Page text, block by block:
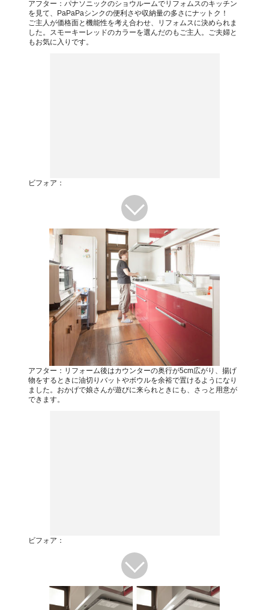
アフター：パナソニックのショウルームでリフォムスのキッチン
を見て、PaPaPaシンクの便利さや収納量の多さにナットク！
ご主人が価格面と機能性を考え合わせ、リフォムスに決められま
した。スモーキーレッドのカラーを選んだのもご主人。ご夫婦と
もお気に入りです。
ビフォア：
アフター：リフォーム後はカウンターの奥行が5cm広がり、揚げ
物をするときに油切りバットやボウルを余裕で置けるようになり
ました。おかげで娘さんが遊びに来られときにも、さっと用意が
できます。
ビフォア：